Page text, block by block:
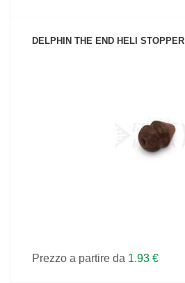
DELPHIN THE END HELI STOPPER
Prezzo a partire da 1.93 €